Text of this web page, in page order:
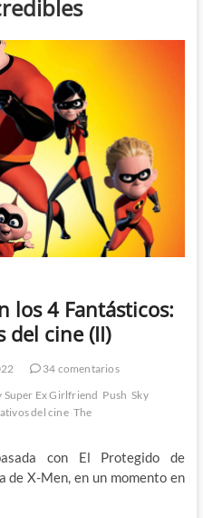
los 4 Fantásticos:
del cine (II)
34 comentarios
Super Ex Girlfriend Push Sky
del cine The
con El Protegido de
de X-Men, en un momento en